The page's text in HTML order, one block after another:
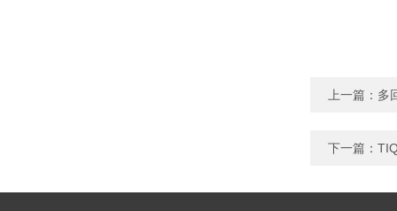
上一篇： 多
下一篇：